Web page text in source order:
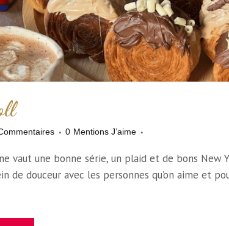
0 Mentions J’aime
vaut une bonne série, un plaid et de bons New
de douceur avec les personnes qu’on aime et